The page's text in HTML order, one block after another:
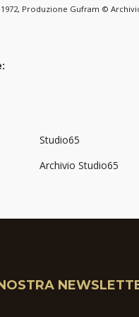
Produzione Gufram ©
Studio65
Archivio Studio65